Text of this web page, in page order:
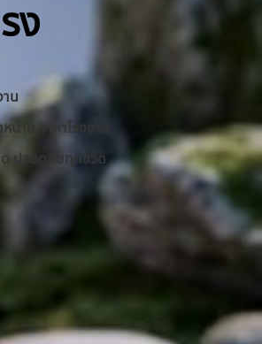
ง
าน
าย ราคาโรงงาน
ด ปลอดภัยทุกขวด